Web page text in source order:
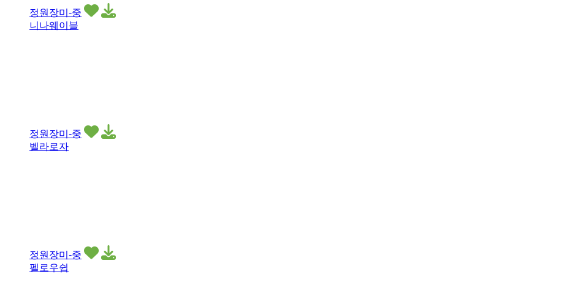
정원장미-중
니나웨이블
정원장미-중
벨라로자
정원장미-중
펠로우쉽